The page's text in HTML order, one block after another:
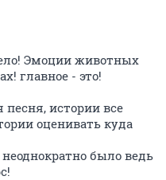
Эмоции животных
главное - это!
песня, истории все
оценивать куда
было ведь